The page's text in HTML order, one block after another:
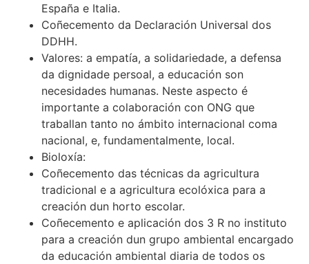
España e Italia.
Coñecemento da Declaración Universal dos
DDHH.
Valores: a empatía, a solidariedade, a defensa
da dignidade persoal, a educación son
necesidades humanas. Neste aspecto é
importante a colaboración con ONG que
traballan tanto no ámbito internacional coma
nacional, e, fundamentalmente, local.
Bioloxía:
Coñecemento das técnicas da agricultura
tradicional e a agricultura ecolóxica para a
creación dun horto escolar.
Coñecemento e aplicación dos 3 R no instituto
para a creación dun grupo ambiental encargado
da educación ambiental diaria de todos os